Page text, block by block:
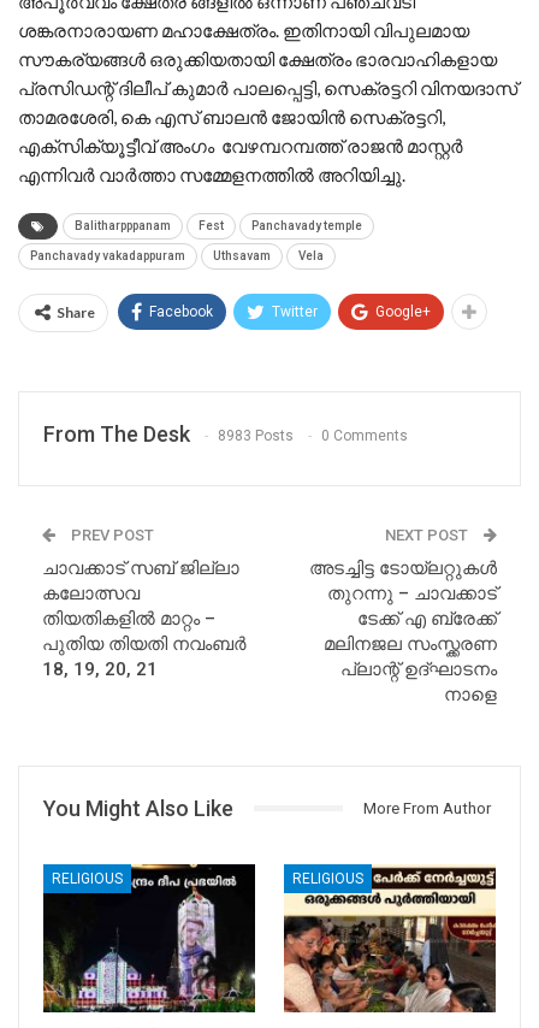
ശങ്കരനാരായണ മഹാക്ഷേത്രം. ഇതിനായി വിപുലമായ
സൗകര്യങ്ങൾ ഒരുക്കിയതായി ക്ഷേത്രം ഭാരവാഹികളായ
പ്രസിഡന്റ് ദിലീപ് കുമാർ പാലപ്പെട്ടി, സെക്രട്ടറി വിനയദാസ്
താമരശേരി, കെ എസ് ബാലൻ ജോയിൻ സെക്രട്ടറി,
എക്സിക്യൂട്ടീവ് അംഗം വേഴമ്പറമ്പത്ത് രാജൻ മാസ്റ്റർ
എന്നിവർ വാർത്താ സമ്മേളനത്തിൽ അറിയിച്ചു.
Balitharpppanam Fest Panchavady temple
Panchavady vakadappuram Uthsavam Vela
Share Facebook Twitter Google+
From The Desk 8983 Posts 0 Comments
PREV POST
ചാവക്കാട് സബ് ജില്ലാ
കലോത്സവ
തിയതികളിൽ മാറ്റം –
പുതിയ തിയതി നവംബർ
18, 19, 20, 21
NEXT POST
അടച്ചിട്ട ടോയ്‌ലറ്റുകൾ
തുറന്നു – ചാവക്കാട്
ടേക്ക് എ ബ്രേക്ക്
മലിനജല സംസ്ക്കരണ
പ്ലാന്റ് ഉദ്ഘാടനം
നാളെ
You Might Also Like More From Author
RELIGIOUS RELIGIOUS